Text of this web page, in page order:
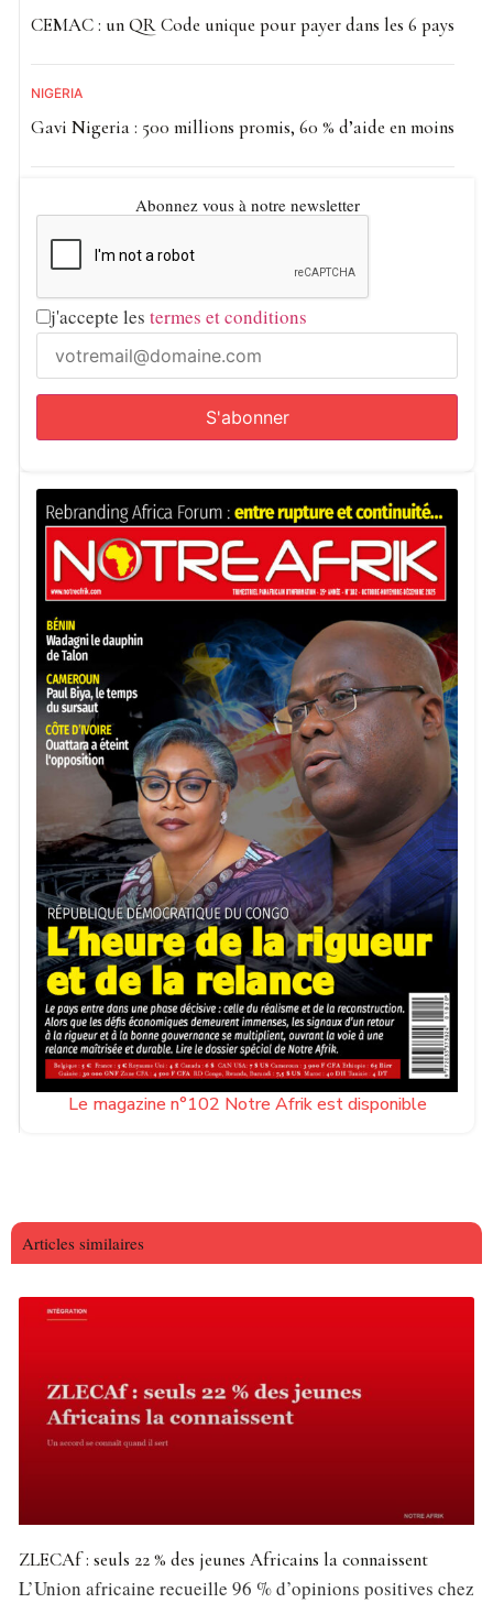
CEMAC : un QR Code unique pour payer dans les 6 pays
NIGÉRIA
Gavi Nigeria : 500 millions promis, 60 % d’aide en moins
Abonnez vous à notre newsletter
j'accepte les termes et conditions
Le magazine n°102 Notre Afrik est disponible
Articles similaires
ZLECAf : seuls 22 % des jeunes Africains la connaissent
L’Union africaine recueille 96 % d’opinions positives chez